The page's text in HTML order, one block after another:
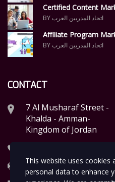
Certified Content
BY اتحاد المدربين العرب
Affiliate Program
BY اتحاد المدربين العرب
CONTACT
7 Al Musharaf Street -
Khalda - Amman-
Kingdom of Jordan
Fax: +96265399057
This website uses cookies
personal data to enhance